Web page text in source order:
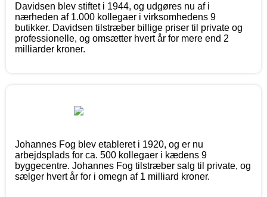
Davidsen blev stiftet i 1944, og udgøres nu af i
nærheden af 1.000 kollegaer i virksomhedens 9
butikker. Davidsen tilstræber billige priser til private og
professionelle, og omsætter hvert år for mere end 2
milliarder kroner.
Johannes Fog blev etableret i 1920, og er nu
arbejdsplads for ca. 500 kollegaer i kædens 9
byggecentre. Johannes Fog tilstræber salg til private, og
sælger hvert år for i omegn af 1 milliard kroner.